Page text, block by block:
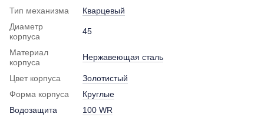
Тип механизма
Кварцевый
Диаметр
корпуса
45
Материал
корпуса
Нержавеющая сталь
Цвет корпуса
Золотистый
Форма корпуса
Круглые
Водозащита
100 WR